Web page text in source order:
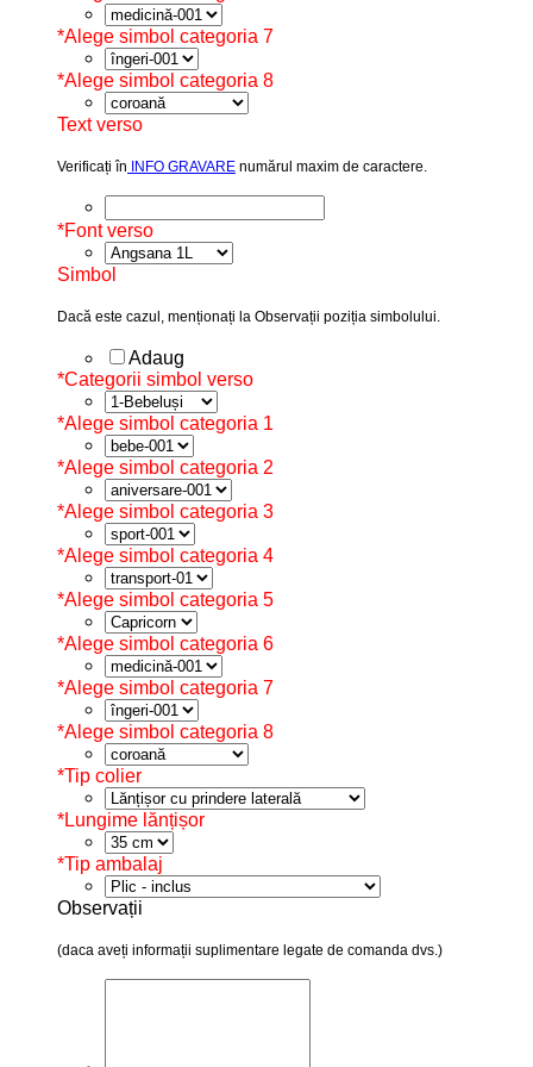
*Alege simbol categoria 7
*Alege simbol categoria 8
Text verso
Verificați în INFO GRAVARE numărul maxim de caractere.
*Font verso
Simbol
Dacă este cazul, menționați la Observații poziția simbolului.
Adaug
*Categorii simbol verso
*Alege simbol categoria 1
*Alege simbol categoria 2
*Alege simbol categoria 3
*Alege simbol categoria 4
*Alege simbol categoria 5
*Alege simbol categoria 6
*Alege simbol categoria 7
*Alege simbol categoria 8
*Tip colier
*Lungime lănțișor
*Tip ambalaj
Observații
(daca aveți informații suplimentare legate de comanda dvs.)